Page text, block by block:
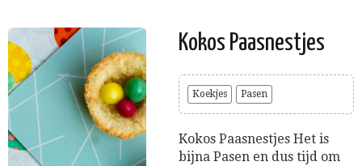
Kokos Paasnestjes
Koekjes Pasen
Kokos Paasnestjes Het is
bijna Pasen en dus tijd om